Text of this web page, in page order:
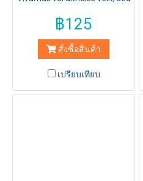
฿125
สั่งซื้อสินค้า
เปรียบเทียบ